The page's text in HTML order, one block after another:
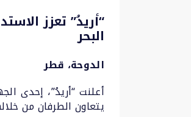
“أريدُ” تعزز
البحر
الدوحة، قطر
أعلنت “أريدُ”، إحدى
يتعاون الطرفان من